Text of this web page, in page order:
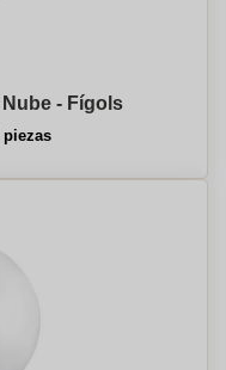
- Fígols
piezas